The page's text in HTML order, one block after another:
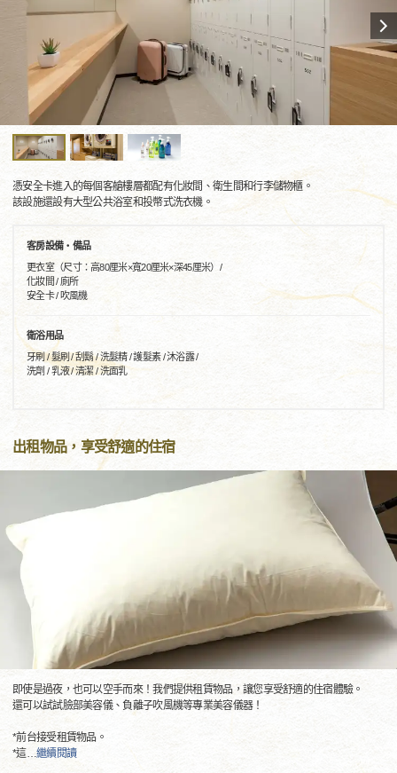
憑安全卡進入的每個客艙樓層都配有化妝間、衛生間和行李儲物櫃。
該設施還設有大型公共浴室和投幣式洗衣機。
客房設備・備品
更衣室（尺寸：高80厘米×寬20厘米×深45厘米）/
化妝間 / 廁所
安全卡 / 吹風機
衛浴用品
牙刷 / 髮刷 / 刮鬍 / 洗髮精 / 護髮素 / 沐浴露 /
洗劑 / 乳液 / 清潔 / 洗面乳
出租物品，享受舒適的住宿
即使是過夜，也可以空手而來！我們提供租賃物品，讓您享受舒適的住宿體驗。
還可以試試臉部美容儀、負離子吹風機等專業美容儀器！
*前台接受租賃物品。
*這…繼續閱讀